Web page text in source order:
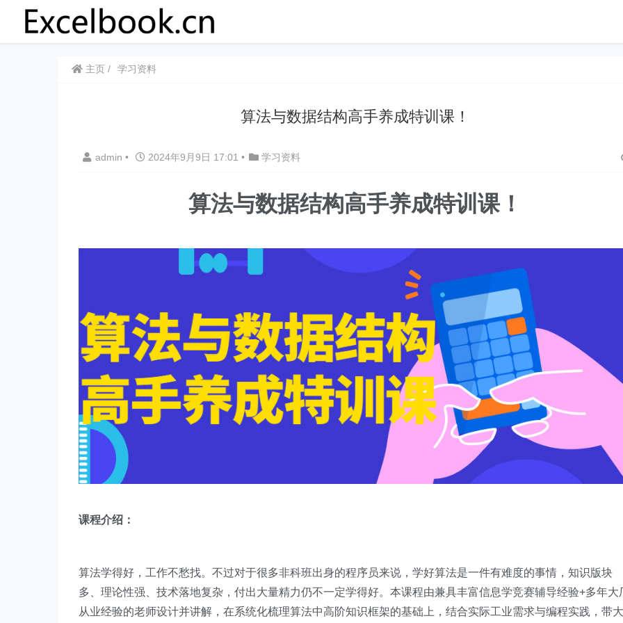
主页 学习资料
算法与数据结构高手养成特训课！
admin • 2024年9月9日 17:01 • 学习资料
算法与数据结构高手养成特训课！
课程介绍：
算法学得好，工作不愁找。不过对于很多非科班出身的程序员来说，学好算法是一件有难度的事情，知识版块
多、理论性强、技术落地复杂，付出大量精力仍不一定学得好。本课程由兼具丰富信息学竞赛辅导经验+多年大
从业经验的老师设计并讲解，在系统化梳理算法中高阶知识框架的基础上，结合实际工业需求与编程实践，带大